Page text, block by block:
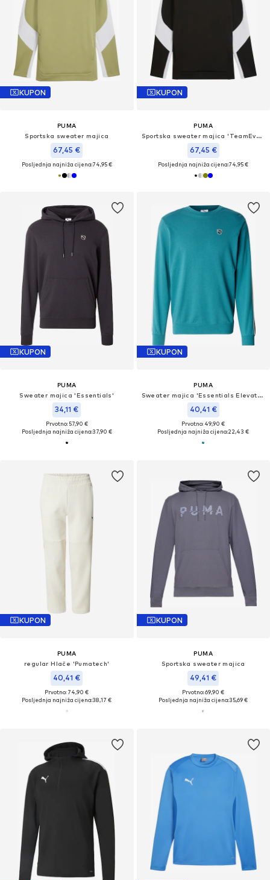
KUPON
PUMA
Sportska sweater majica
67,45 €
Posljednja najniža cijena:74,95 €
KUPON
PUMA
Sportska sweater majica 'TeamEvostripe'
67,45 €
Posljednja najniža cijena:74,95 €
KUPON
PUMA
Sweater majica 'Essentials'
34,11 €
Prvotno: 57,90 €
Posljednja najniža cijena:37,90 €
KUPON
PUMA
Sweater majica 'Essentials Elevated'
40,41 €
Prvotno: 49,90 €
Posljednja najniža cijena:22,43 €
KUPON
PUMA
regular Hlače 'Pumatech'
40,41 €
Prvotno: 74,90 €
Posljednja najniža cijena:38,17 €
KUPON
PUMA
Sportska sweater majica
49,41 €
Prvotno: 69,90 €
Posljednja najniža cijena:35,69 €